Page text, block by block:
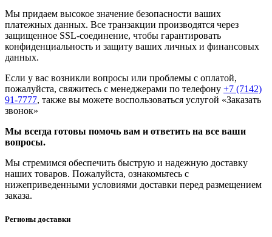
Мы придаем высокое значение безопасности ваших
платежных данных. Все транзакции производятся через
защищенное SSL-соединение, чтобы гарантировать
конфиденциальность и защиту ваших личных и финансовых
данных.
Если у вас возникли вопросы или проблемы с оплатой,
пожалуйста, свяжитесь с менеджерами по телефону +7 (7142)
91-7777, также вы можете воспользоваться услугой «Заказать
звонок»
Мы всегда готовы помочь вам и ответить на все ваши
вопросы.
Мы стремимся обеспечить быструю и надежную доставку
наших товаров. Пожалуйста, ознакомьтесь с
нижеприведенными условиями доставки перед размещением
заказа.
Регионы доставки